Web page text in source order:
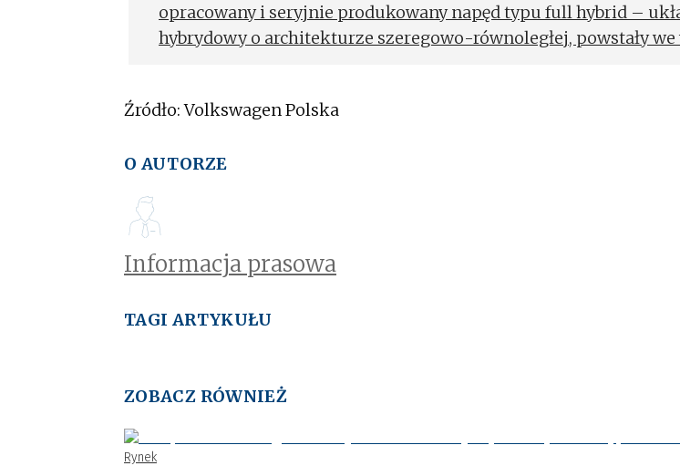
opracowany i seryjnie produkowany napęd typu full hybrid –
hybrydowy o architekturze szeregowo-równoległej, powstały we
Źródło: Volkswagen Polska
O AUTORZE
Informacja prasowa
TAGI ARTYKUŁU
ZOBACZ RÓWNIEŻ
Rynek